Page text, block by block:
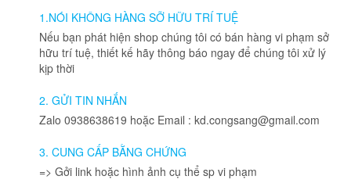
nhiều
biến
thể.
Các
chọn
có
thể
được
chọn
trên
1.NÓI KHÔNG HÀNG SỠ HỮU TRÍ TUỆ
Nếu bạn phát hiện shop chúng tôi có bán hàng vi phạm sở
hữu trí tuệ, thiết kế hãy thông báo ngay để chúng tôi xử lý
kịp thời
2. GỬI TIN NHẮN
Zalo 0938638619 hoặc Email : kd.congsang@gmail.com
3. CUNG CẤP BẰNG CHỨNG
=> Gởi link hoặc hình ảnh cụ thể sp vi phạm